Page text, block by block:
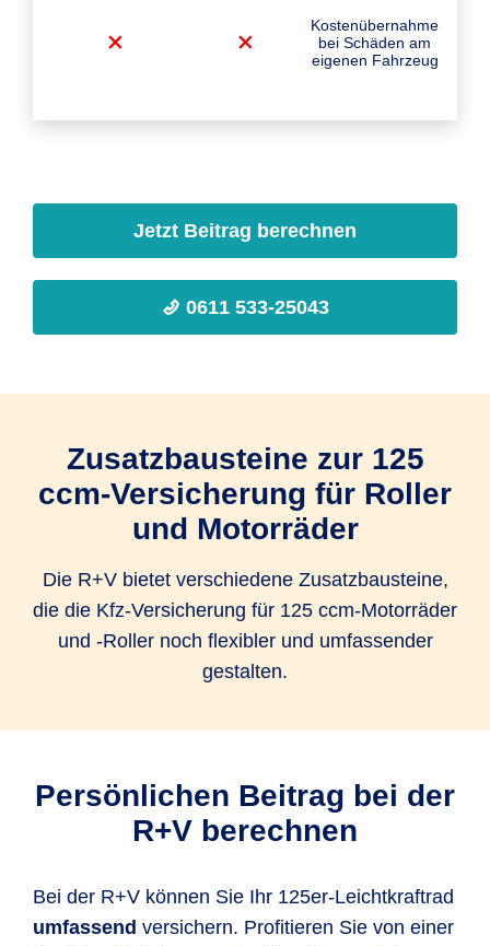
Kostenübernahme
bei Schäden am
eigenen Fahrzeug
Jetzt Beitrag berechnen
0611 533-25043
Zusatzbausteine zur 125
ccm-Versicherung für Roller
und Motorräder
Die R+V bietet verschiedene Zusatzbausteine,
die die Kfz-Versicherung für 125 ccm-Motorräder
und -Roller noch flexibler und umfassender
gestalten.
Persönlichen Beitrag bei der
R+V berechnen
Bei der R+V können Sie Ihr 125er-Leichtkraftrad
umfassend versichern. Profitieren Sie von einer